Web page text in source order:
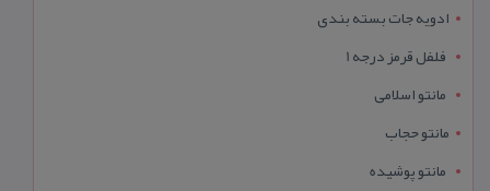
ادویه جات بسته بندی
فلفل قرمز درجه 1
مانتو اسلامی
مانتو حجاب
مانتو پوشیده